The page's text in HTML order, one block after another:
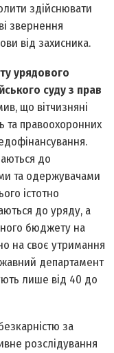
здійснювати
звернення
від захисника.
урядового
суду з прав
що вітчизняні
та правоохоронних
до
та одержувачами
істотно
до уряду, а
бюджету на
на своє утримання
департамент
лише від 40 до
за
розслідування